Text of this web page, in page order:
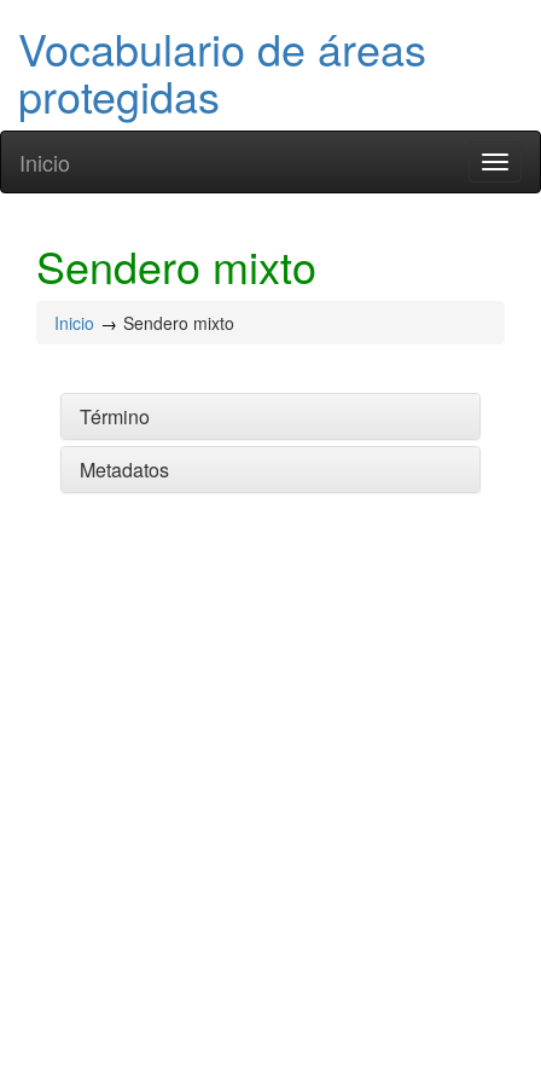
Vocabulario de áreas
protegidas
Inicio
Sendero mixto
Inicio Sendero mixto
Término
Metadatos